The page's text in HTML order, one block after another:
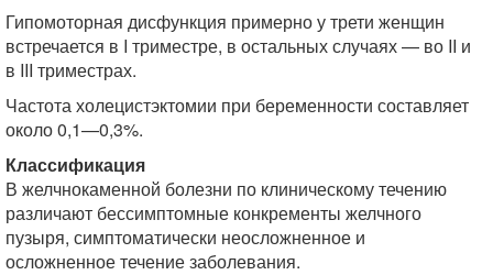
Гипомоторная дисфункция примерно у трети женщин
встречается в I триместре, в остальных случаях — во II и
в III триместрах.
Частота холецистэктомии при беременности составляет
около 0,1—0,3%.
Классификация
В желчнокаменной болезни по клиническому течению
различают бессимптомные конкременты желчного
пузыря, симптоматически неосложненное и
осложненное течение заболевания.